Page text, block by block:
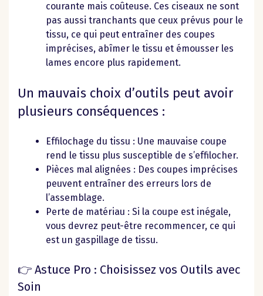
courante mais coûteuse. Ces ciseaux ne sont
pas aussi tranchants que ceux prévus pour le
tissu, ce qui peut entraîner des coupes
imprécises, abîmer le tissu et émousser les
lames encore plus rapidement.
Un mauvais choix d’outils peut avoir
plusieurs conséquences :
Effilochage du tissu : Une mauvaise coupe
rend le tissu plus susceptible de s’effilocher.
Pièces mal alignées : Des coupes imprécises
peuvent entraîner des erreurs lors de
l’assemblage.
Perte de matériau : Si la coupe est inégale,
vous devrez peut-être recommencer, ce qui
est un gaspillage de tissu.
👉 Astuce Pro : Choisissez vos Outils avec
Soin